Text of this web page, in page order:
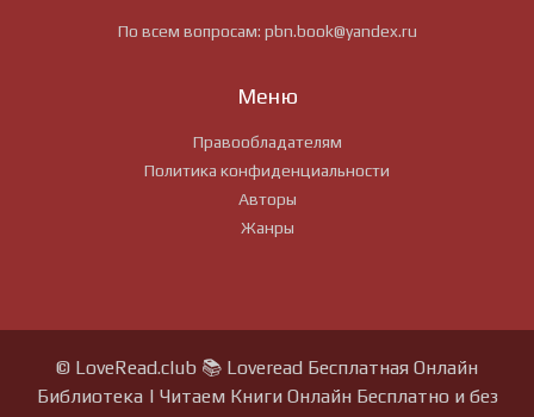
По всем вопросам: pbn.book@yandex.ru
Меню
Правообладателям
Политика конфиденциальности
Авторы
Жанры
© LoveRead.club 📚 Loveread Бесплатная Онлайн
Библиотека | Читаем Книги Онлайн Бесплатно и без